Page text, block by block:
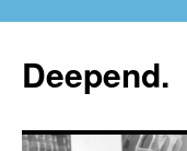
Deepend.